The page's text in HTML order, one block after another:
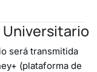
Universitario
será transmitida
(plataforma de